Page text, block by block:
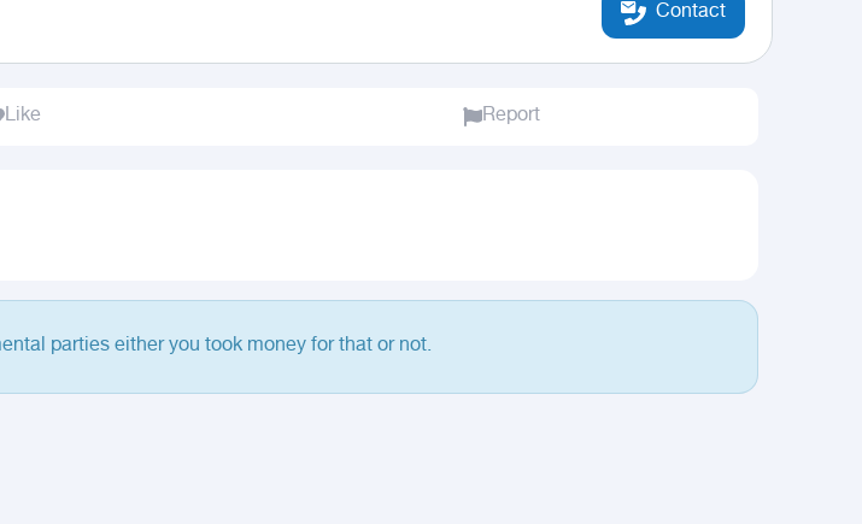
Contact
Like Report
parties either you took money for that or not.